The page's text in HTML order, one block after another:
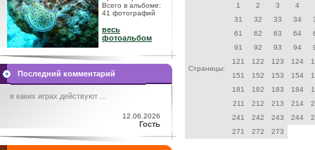
Всего в альбоме:
41 фотографий
весь
фотоальбом
Последний комментарий
в каких играх действуют ...
12.06.2026
Гость
Страницы:
1 2 3
4
31
32 33 34
61
62 63 64
91
92 93 94
121
122 123 124
151
152 153 154
181
182 183 184
211
212 213 214
241
242 243 244
271
272 273